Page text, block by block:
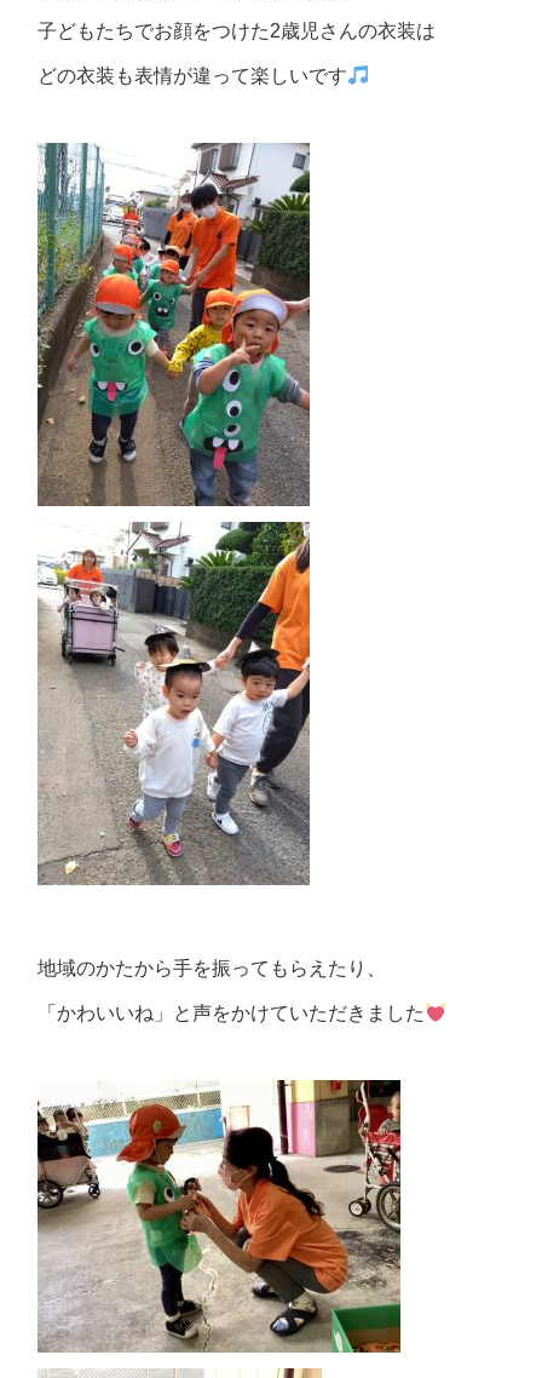
子どもたちでお顔をつけた2歳児さんの衣装は
どの衣装も表情が違って楽しいです
地域のかたから手を振ってもらえたり、
「かわいいね」と声をかけていただきました